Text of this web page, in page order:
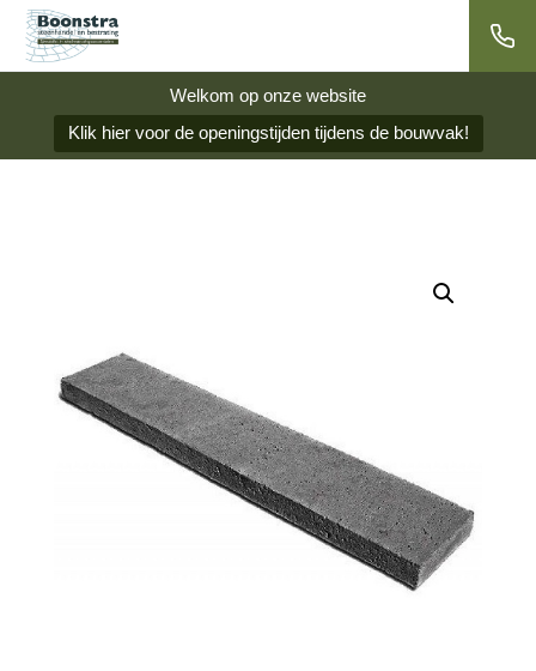
Welkom op onze website
Klik hier voor de openingstijden tijdens de bouwvak!